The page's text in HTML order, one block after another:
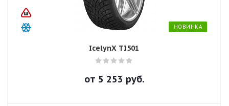
НОВИНКА
IcelynX TI501
от 5 253 руб.